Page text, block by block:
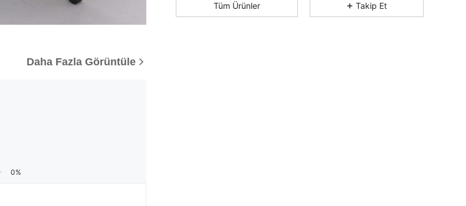
Daha Fazla Görüntüle
0%
4,90
Tüm Ürünler Takip Et